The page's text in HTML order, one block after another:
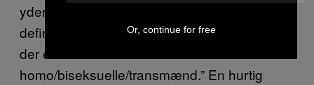
yderste yderfløj findes de såkaldte “girlfags” –
defineret på
Urban Dictionarysom “kvinder,
der er ekstremt tiltrukket af
homo/biseksuelle/transmænd.” En hurtig
Or, continue for free